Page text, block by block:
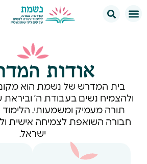
אודות
בית המדרש של נשמת הוא
ולהצמיח נשים בעבודת ה’ וביראת
תורה מעמיק ומשמעותי.
חבורה השואפת לצמיחה אישית
ישראל.